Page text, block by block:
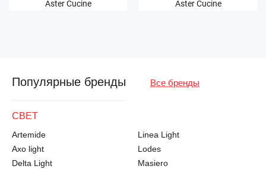
Aster Cucine Aster Cucine
Популярные бренды Все бренды
СВЕТ
Artemide
Axo light
Delta Light
Linea Light
Lodes
Masiero